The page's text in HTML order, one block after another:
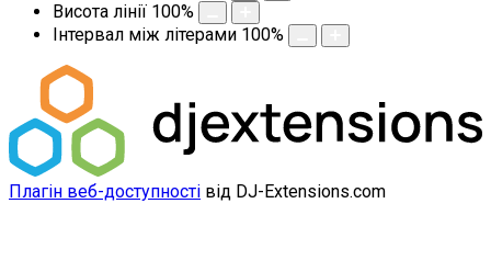
Висота лінії 100%
Інтервал між літерами 100%
Плагін веб-доступності від DJ-Extensions.com